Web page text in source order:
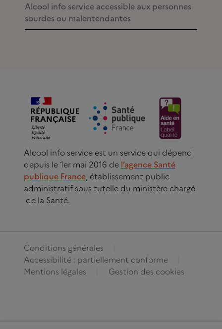
Alcool info service accessible aux personnes
sourdes ou malentendantes
Alcool info service est un service qui dépend
depuis le 1er mai 2016 de l’agence Santé
publique France, établissement public
administratif sous tutelle du ministère chargé
de la Santé.
Conditions générales
Accessibilité : partiellement conforme
Mentions légales
Gestion des cookies